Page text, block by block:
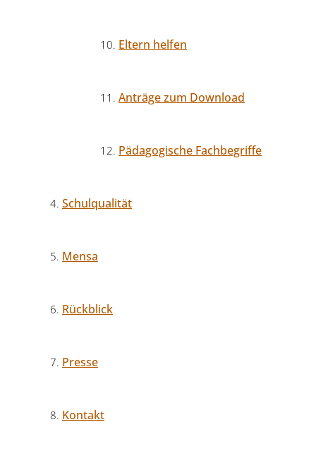
Eltern helfen
Anträge zum Download
Pädagogische Fachbegriffe
Schulqualität
Mensa
Rückblick
Presse
Kontakt